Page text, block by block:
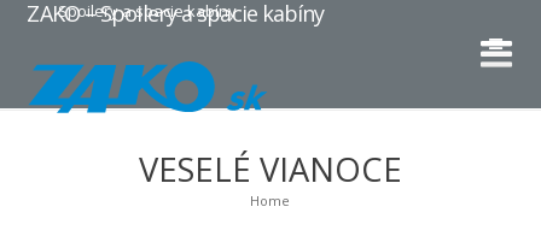
ZAKO – Spoilery a spacie kabíny
Spoilery a spacie kabíny
VESELÉ VIANOCE
Home